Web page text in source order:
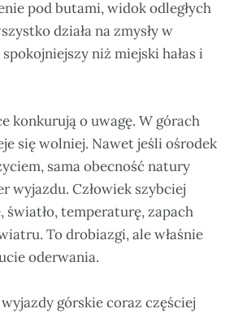
pod butami, widok odległych
działa na zmysły w
niż miejski hałas i
konkurują o uwagę. W górach
się wolniej. Nawet jeśli ośrodek
sama obecność natury
wyjazdu. Człowiek szybciej
światło, temperaturę, zapach
To drobiazgi, ale właśnie
oderwania.
górskie coraz częściej